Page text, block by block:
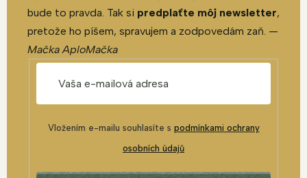
bude to pravda. Tak si predplaťte môj newsletter,
pretože ho píšem, spravujem a zodpovedám zaň. —
Mačka AploMačka
Vložením e-mailu souhlasíte s podmínkami ochrany
osobních údajů